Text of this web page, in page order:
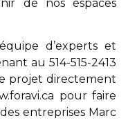
de nos espaces
d’experts et
au 514-515-2413
projet directement
pour faire
entreprises Marc